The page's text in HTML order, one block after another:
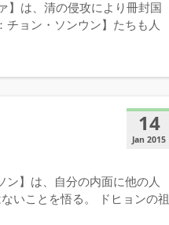
】は、清の侵攻により冊封国
チョン・ソンウン】たちも人
14
Jan 2015
ン】は、自分の内面に他の人
いことを悟る。 ドヒョンの祖